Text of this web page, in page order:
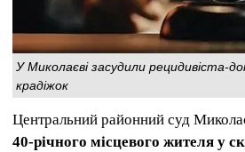
У Миколаєві засудили рецидивіста-
крадіжок
Центральний районний суд
40-річного місцевого жителя у